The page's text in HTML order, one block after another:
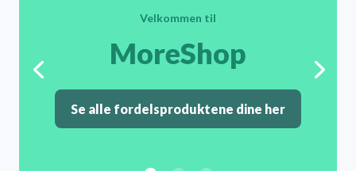
MoreShop
Velkommen til
Se alle fordelsproduktene dine her